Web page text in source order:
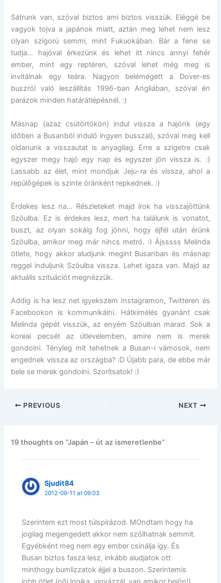
Sátrunk van, szóval biztos ami biztos visszük. Eléggé be
vagyok tojva a japánok miatt, aztán meg lehet nem lesz
olyan szigorú semmi, mint Fukuokában. Bár a fene se
tudja… hajóval érkezünk és lehet itt nincs annyi fehér
ember, mint egy reptéren, szóval lehet még meg is
invitálnak egy teára. Nagyon belémégett a Dover-es
buszról való leszállítás 1996-ban Angliában, szóval én
parázok minden határátlépésnél. :)
Másnap (azaz csütörtökön) indul vissza a hajónk (egy
időben a Busanból induló ingyen busszal), szóval meg kell
oldanunk a visszautat is anyagilag. Erre a szigetre csak
egyszer megy hajó egy nap és egyszer jön vissza is. :)
Lassabb az élet, mint mondjuk Jeju-ra és vissza, ahol a
repülőgépek is szinte óránként repkednek. :)
Érdekes lesz na… Részleteket majd írok ha visszajöttünk
Szöulba. Ez is érdekes lesz, mert ha találunk is vonatot,
buszt, az olyan sokáig fog jönni, hogy éjfél után érünk
Szöulba, amikor meg már nincs metró. :) Ájsssss Melinda
ötlete, hogy akkor aludjunk megint Busanban és másnap
reggel induljunk Szöulba vissza. Lehet igaza van. Majd az
aktuális szituációt megnézzük.
Addig is ha lesz net igyekszem Instagramon, Twitteren és
Facebookon is kommunikálni. Hátkímélés gyanánt csak
Melinda gépét visszük, az enyém Szöulban marad. Sok a
koreai pecsét az útlevelemben, amire nem is merek
gondolni. Tényleg mit tehetnek a Busan-i vámosok, nem
engednek vissza az országba? :D Újabb para, de ebbe már
bele se merek gondolni. Szorítsatok! :)
PREVIOUS NEXT
19 thoughts on “Japán – út az ismeretlenbe”
Sjudit84
2012-09-11 at 09:03
Szerintem ezt most túlspirázod. MOndtam hogy ha
jogilag megengedett akkor nem szólhatnak semmit.
Egyébként meg nem egy ember csinálja így. És
Busan biztos fasza lesz, inkább aludjatok ott
minthogy bumlizzatok éjjel a buszon. Szerintemis